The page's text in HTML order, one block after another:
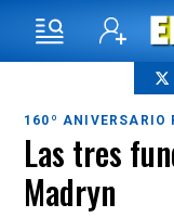
160º ANIVERSARIO
Las tres
Madryn